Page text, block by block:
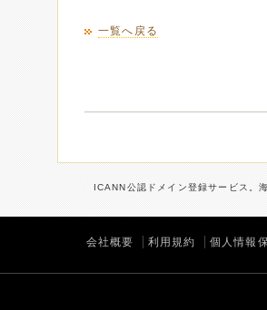
一覧へ戻る
ICANN公認ドメイン登録サービス。
会社概要 利用規約 個人情報